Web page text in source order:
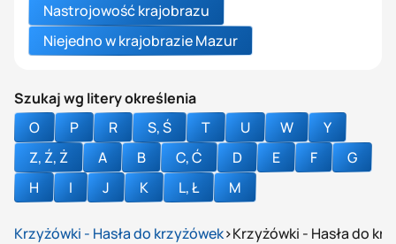
Nastrojowość krajobrazu
Niejedno w krajobrazie Mazur
Szukaj wg litery określenia
O
P R S, Ś T U W
Y
Z, Ź, Ż
A B C, Ć D E F
G
H
I J K L, Ł M
Krzyżówki - Hasła do krzyżówek Krzyżówki - Hasła do